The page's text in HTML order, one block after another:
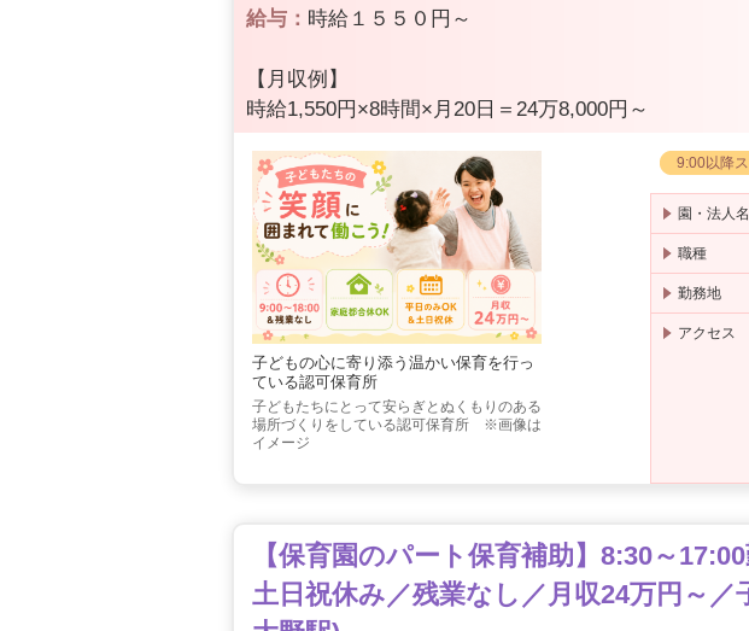
給与： 時給１５５０円～
【月収例】
時給1,550円×8時間×月20日＝24万8,000円～
子どもの心に寄り添う温かい保育を行っ
ている認可保育所
子どもたちにとって安らぎとぬくもりのある
場所づくりをしている認可保育所 ※画像は
イメージ
9:00以降
園・法人名
職種
勤務地
アクセス
【保育園のパート保育補助】8:30～
土日祝休み／残業なし／月収24万円～